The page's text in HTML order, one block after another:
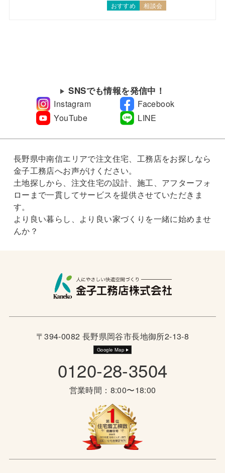
おすすめ 相談会
SNSでも情報を発信中！
Instagram
Facebook
YouTube
LINE
長野県中南信エリアで注文住宅、工務店をお探しなら
金子工務店へお声がけください。
土地探しから、注文住宅の設計、施工、アフターフォ
ローまで一貫してサービスを提供させていただきま
す。
より良い暮らし、より良い家づくりを一緒に始めませ
んか？
〒394-0082 長野県岡谷市長地御所2-13-8
Google Map
0120-28-3504
営業時間：8:00〜18:00